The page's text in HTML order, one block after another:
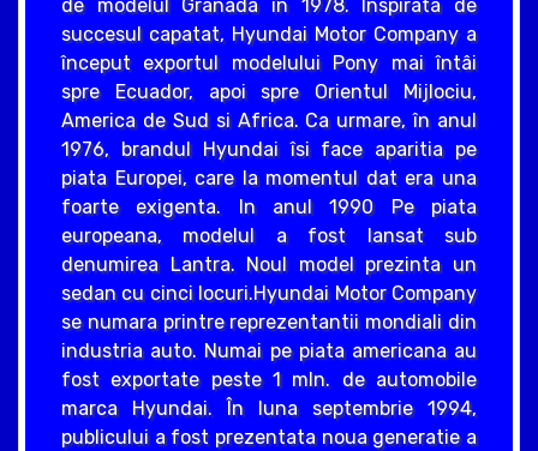
de modelul Granada în 1978. Inspirata de
succesul capatat, Hyundai Motor Company a
început exportul modelului Pony mai întâi
spre Ecuador, apoi spre Orientul Mijlociu,
America de Sud si Africa. Ca urmare, în anul
1976, brandul Hyundai îsi face aparitia pe
piata Europei, care la momentul dat era una
foarte exigenta. In anul 1990 Pe piata
europeana, modelul a fost lansat sub
denumirea Lantra. Noul model prezinta un
sedan cu cinci locuri.Hyundai Motor Company
se numara printre reprezentantii mondiali din
industria auto. Numai pe piata americana au
fost exportate peste 1 mln. de automobile
marca Hyundai. În luna septembrie 1994,
publicului a fost prezentata noua generatie a